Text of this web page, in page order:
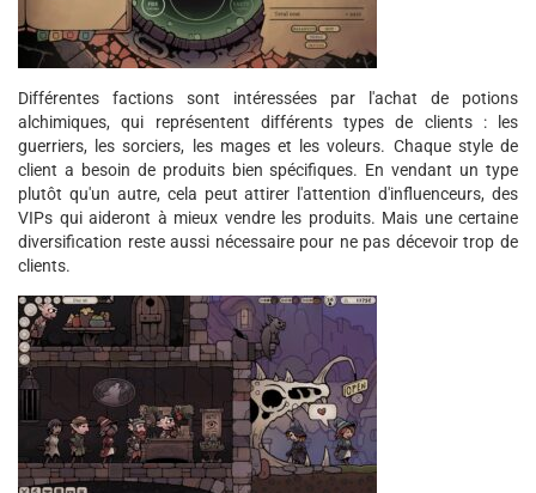
Différentes factions sont intéressées par l'achat de potions
alchimiques, qui représentent différents types de clients : les
guerriers, les sorciers, les mages et les voleurs. Chaque style de
client a besoin de produits bien spécifiques. En vendant un type
plutôt qu'un autre, cela peut attirer l'attention d'influenceurs, des
VIPs qui aideront à mieux vendre les produits. Mais une certaine
diversification reste aussi nécessaire pour ne pas décevoir trop de
clients.